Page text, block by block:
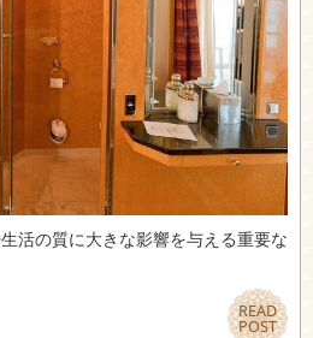
活の質に大きな影響を与える重要な
READ
POST
READ
POST